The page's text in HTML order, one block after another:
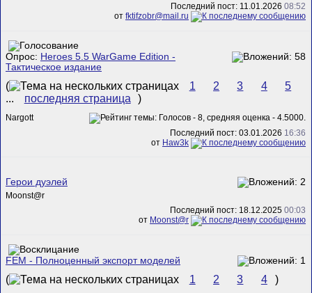
Последний пост: 11.01.2026 08:52
от fktifzobr@mail.ru
Опрос: Heroes 5.5 WarGame Edition -
Тактическое издание
( 1 2 3 4
5
...
последняя страница )
Nargott
Последний пост: 03.01.2026 16:36
от Haw3k
Герои дуэлей
Mооnst@r
Последний пост: 18.12.2025 00:03
от Mооnst@r
FEM - Полноценный экспорт моделей
( 1 2 3 4 )